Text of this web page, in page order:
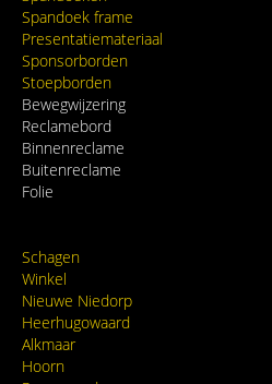
Spandoek frame
Presentatiemateriaal
Sponsorborden
Stoepborden
Bewegwijzering
Reclamebord
Binnenreclame
Buitenreclame
Folie
Schagen
Winkel
Nieuwe Niedorp
Heerhugowaard
Alkmaar
Hoorn